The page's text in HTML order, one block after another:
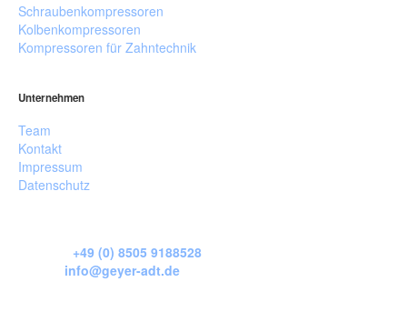
Schraubenkompressoren
Kolbenkompressoren
Kompressoren für Zahntechnik
Unternehmen
Team
Kontakt
Impressum
Datenschutz
+49 (0) 8505 9188528
info@geyer-adt.de